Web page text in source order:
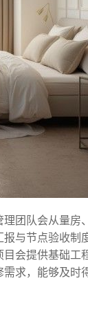
团队会从量房
与节点验收制
会提供基础工
求，能够及时